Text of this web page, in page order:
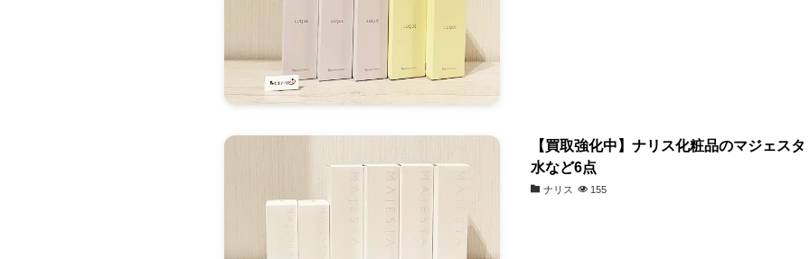
【買取強化中】ナリス化粧品のマジェス
水など6点
ナリス 155